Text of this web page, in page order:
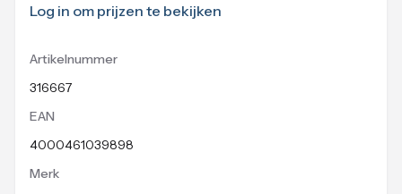
Log in om prijzen te bekijken
Artikelnummer
316667
EAN
4000461039898
Merk